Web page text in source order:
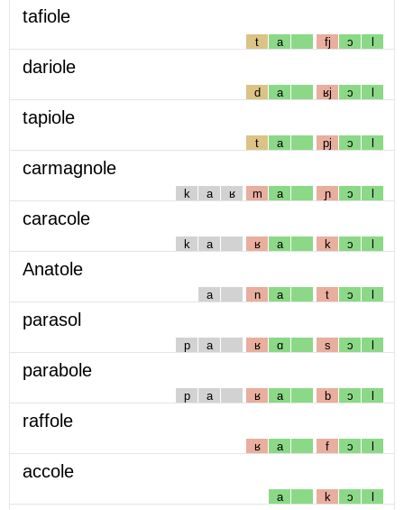
tafiole
t a fj ɔ l
dariole
d a ʁj ɔ l
tapiole
t a pj ɔ l
carmagnole
k a ʁ m a ɲ ɔ l
caracole
k a ʁ a k ɔ l
Anatole
a n a t ɔ l
parasol
p a ʁ ɑ s ɔ l
parabole
p a ʁ a b ɔ l
raffole
ʁ a f ɔ l
accole
a k ɔ l